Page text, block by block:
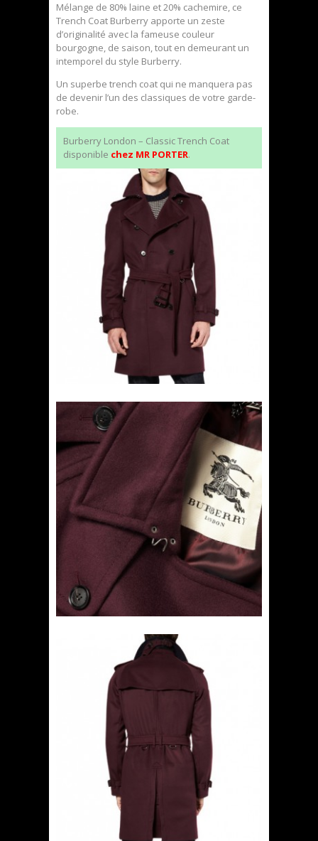
Mélange de 80% laine et 20% cachemire, ce
Trench Coat Burberry apporte un zeste
d’originalité avec la fameuse couleur
bourgogne, de saison, tout en demeurant un
intemporel du style Burberry.
Un superbe trench coat qui ne manquera pas
de devenir l’un des classiques de votre garde-
robe.
Burberry London – Classic Trench Coat
disponible chez MR PORTER.